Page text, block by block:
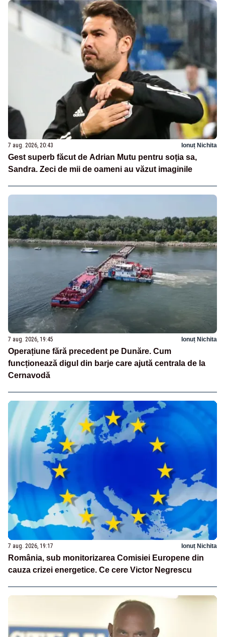
7 aug. 2026, 20:43 Ionuț Nichita
Gest superb făcut de Adrian Mutu pentru soția sa,
Sandra. Zeci de mii de oameni au văzut imaginile
7 aug. 2026, 19:45 Ionuț Nichita
Operațiune fără precedent pe Dunăre. Cum
funcționează digul din barje care ajută centrala de la
Cernavodă
7 aug. 2026, 19:17 Ionuț Nichita
România, sub monitorizarea Comisiei Europene din
cauza crizei energetice. Ce cere Victor Negrescu